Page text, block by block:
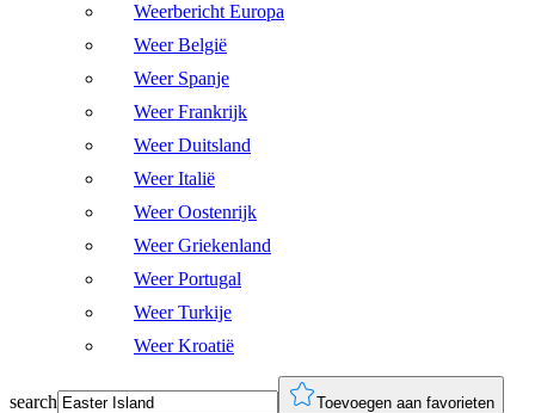
Weerbericht Europa
Weer België
Weer Spanje
Weer Frankrijk
Weer Duitsland
Weer Italië
Weer Oostenrijk
Weer Griekenland
Weer Portugal
Weer Turkije
Weer Kroatië
search Toevoegen aan favorieten